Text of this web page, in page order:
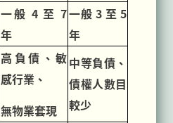
一般 4 至 7
年
一般 3 至 5
年
高負債、敏
感行業、
無物業套現
中等負債、
債權人數目
較少